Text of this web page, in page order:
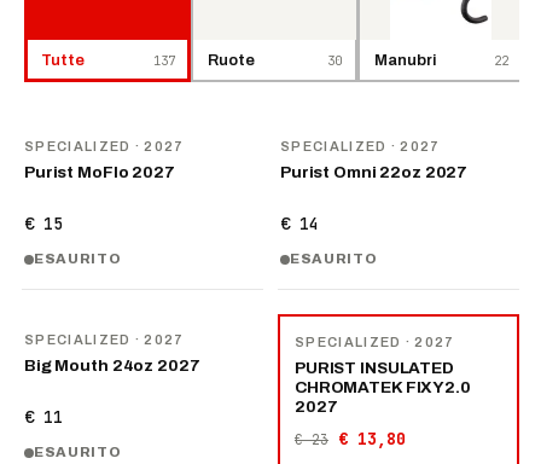
Tutte 137 Ruote 30 Manubri 22
SPECIALIZED · 2027
Purist MoFlo 2027
€ 15
ESAURITO
SPECIALIZED · 2027
Purist Omni 22oz 2027
€ 14
ESAURITO
SPECIALIZED · 2027
Big Mouth 24oz 2027
€ 11
ESAURITO
SPECIALIZED · 2027
PURIST INSULATED
CHROMATEK FIXY2.0
2027
€ 23 € 13,80